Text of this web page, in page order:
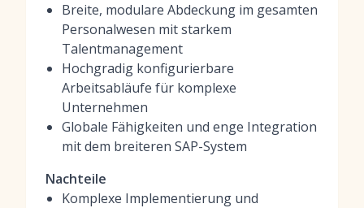
Breite, modulare Abdeckung im gesamten
Personalwesen mit starkem
Talentmanagement
Hochgradig konfigurierbare
Arbeitsabläufe für komplexe
Unternehmen
Globale Fähigkeiten und enge Integration
mit dem breiteren SAP-System
Nachteile
Komplexe Implementierung und